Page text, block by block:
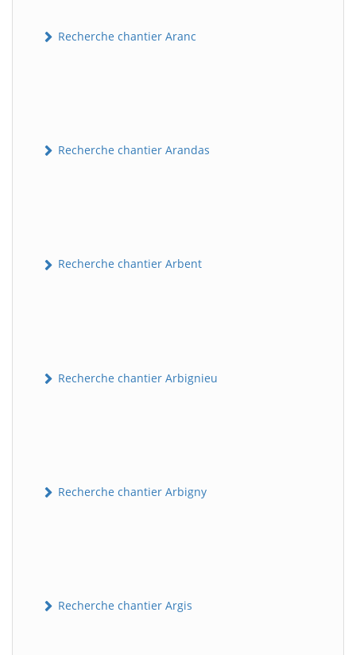
Recherche chantier Aranc
Recherche chantier Arandas
Recherche chantier Arbent
Recherche chantier Arbignieu
Recherche chantier Arbigny
Recherche chantier Argis